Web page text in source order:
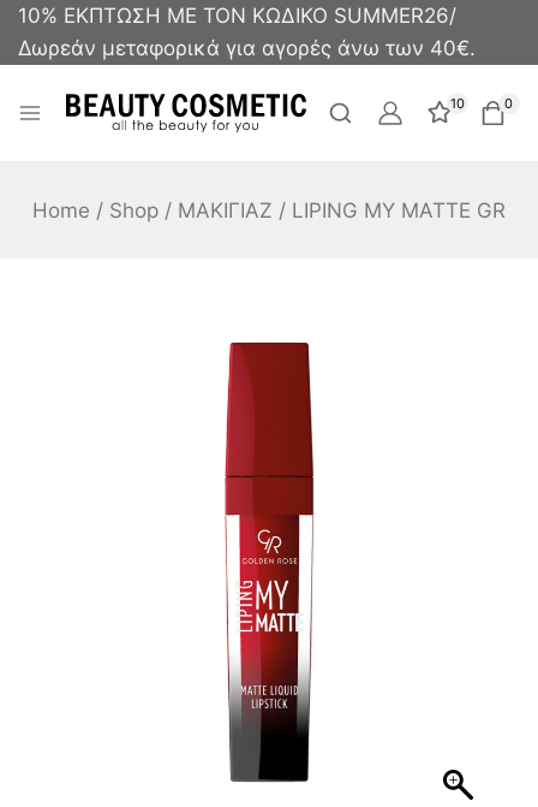
10% ΕΚΠΤΩΣΗ ΜΕ ΤΟΝ ΚΩΔΙΚΟ SUMMER26/
Δωρεάν μεταφορικά για αγορές άνω των 40€.
10 0
Home / Shop / ΜΑΚΙΓΙΑΖ / LIPING MY MATTE GR